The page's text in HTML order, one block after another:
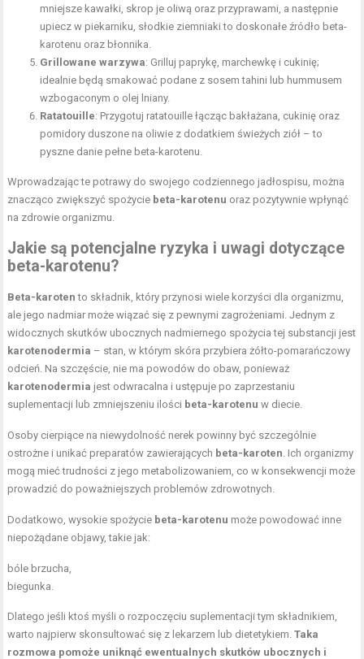
mniejsze kawałki, skrop je oliwą oraz przyprawami, a następnie
upiecz w piekarniku, słodkie ziemniaki to doskonałe źródło beta-
karotenu oraz błonnika.
Grillowane warzywa: Grilluj paprykę, marchewkę i cukinię;
idealnie będą smakować podane z sosem tahini lub hummusem
wzbogaconym o olej lniany.
Ratatouille: Przygotuj ratatouille łącząc bakłażana, cukinię oraz
pomidory duszone na oliwie z dodatkiem świeżych ziół – to
pyszne danie pełne beta-karotenu.
Wprowadzając te potrawy do swojego codziennego jadłospisu, można
znacząco zwiększyć spożycie beta-karotenu oraz pozytywnie wpłynąć
na zdrowie organizmu.
Jakie są potencjalne ryzyka i uwagi dotyczące
beta-karotenu?
Beta-karoten to składnik, który przynosi wiele korzyści dla organizmu,
ale jego nadmiar może wiązać się z pewnymi zagrożeniami. Jednym z
widocznych skutków ubocznych nadmiernego spożycia tej substancji jest
karotenodermia – stan, w którym skóra przybiera żółto-pomarańczowy
odcień. Na szczęście, nie ma powodów do obaw, ponieważ
karotenodermia jest odwracalna i ustępuje po zaprzestaniu
suplementacji lub zmniejszeniu ilości beta-karotenu w diecie.
Osoby cierpiące na niewydolność nerek powinny być szczególnie
ostrożne i unikać preparatów zawierających beta-karoten . Ich organizmy
mogą mieć trudności z jego metabolizowaniem, co w konsekwencji może
prowadzić do poważniejszych problemów zdrowotnych.
Dodatkowo, wysokie spożycie beta-karotenu może powodować inne
niepożądane objawy, takie jak:
bóle brzucha,
biegunka.
Dlatego jeśli ktoś myśli o rozpoczęciu suplementacji tym składnikiem,
warto najpierw skonsultować się z lekarzem lub dietetykiem.Taka
rozmowa pomoże uniknąć ewentualnych skutków ubocznych i